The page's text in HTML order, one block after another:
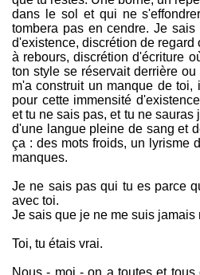
dans le sol et qui ne
tombera pas en cendre. Je
d'existence, discrétion de regard
à rebours, discrétion d'écriture
ton style se réservait derrière
m'a construit un manque de toi,
pour cette immensité
et tu ne sais pas, et tu ne sauras
d'une langue pleine de sang et
ça : des mots froids, un lyrisme
manques.
Je ne sais pas qui tu es parce
avec toi.
Je sais que je ne me suis jamais
Toi, tu étais vrai.